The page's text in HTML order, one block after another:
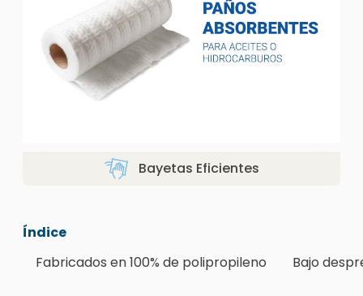
Bayetas Eficientes
Índice
Fabricados en 100% de polipropileno
Bajo